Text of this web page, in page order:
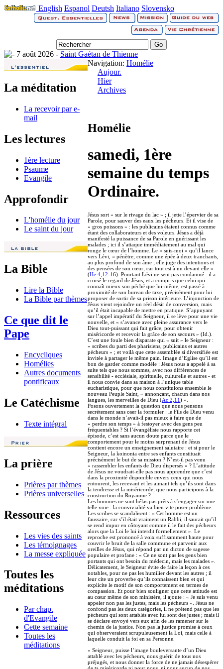
English Espanol Deutsh Italiano Slovensko
7 août 2026 - Saint Gaétan de Thienne
La méditation
La recevoir par e-
mail
Les lectures
1ère lecture
Psaume
Evangile
Approfondir
L'homélie du jour
Le saint du jour
La Bible
Lire la Bible
La Bible par thèmes
Ce que dit le
Pape
Encycliques
Homélies
Autres documents
pontificaux
Le Catéchisme
Texte intégral
La prière
Prières par thèmes
Prières universelles
Ressources
Les vies des saints
Les témoignages
La messe expliquée
Toutes les
méditations
Par chap.
d'Evangile
Cette semaine
Toutes les
méditations
Navigation: Homélie
Aujour.
Hier
Archives
Homélie
samedi, 1ère
semaine du temps
Ordinaire.
Jésus sort « sur le rivage du lac » ; il jette l’épervier de sa
Parole, pour sauver des eaux les pécheurs. Et il vise de
« gros poissons » : les publicains étaient connus comme
étant des collaborateurs et des voleurs. Jésus a déjà
manifesté la puissance de sa Parole en guérissant les
malades ; ici il s’attaque immédiatement au mal qui
ronge le cœur de l’homme. Le « suis-moi » qu’il lance
vers Lévi, « pénètre, comme une épée à deux tranchants,
au plus profond de son âme ; elle juge des intentions et
des pensées de son cœur, car tout est à nu devant elle »
(He 4,12-16). Pourtant Lévi ne sent pas condamné : il a
croisé le regard de Jésus, et a compris que celui qui
connaît mieux son péché que lui-même, est passé à
proximité de son bureau de taxe, précisément pour lui
proposer de sortir de sa prison intérieure. L’injonction de
Jésus vient rejoindre un réel désir de conversion, mais
qu’il était incapable de mettre en pratique. S’appuyant
sur l’appel impératif du Seigneur, il se lève pour une vie
nouvelle, et « s’avance avec pleine assurance vers le
Dieu tout-puissant qui fait grâce, pour obtenir
miséricorde et recevoir la grâce de son secours » (Id.).
C’est une foule bien disparate qui « suit » le Seigneur :
« scribes du parti des pharisiens, publicains et autres
pécheurs » ; et voilà que cette assemblée si diversifiée est
invitée à partager le même pain. Image d’Eglise qu’il est
bon de garder comme modèle : Jésus nous a appelé à sa
suite tels que nous sommes, avec nos différences de
sensibilité - ecclésiale, spirituelle, culturelle et autres - et
il nous convie dans sa maison à l’unique table
eucharistique, pour que nous constituions ensemble le
nouveau Peuple Saint, « annonçant, chacun dans nos
langues, les merveilles de Dieu (Ac 2,11) ».
Posons ouvertement la question que nous pensons
secrètement sans oser la formuler : le Fils de Dieu venu
dans le monde n’avait-il pas mieux à faire que de
« perdre son temps » à festoyer avec des gens peu
fréquentables ? Si l’évangéliste nous rapporte cet
épisode, c’est sans aucun doute parce que le
comportement pour le moins surprenant de Jésus
contient encore un enseignement salutaire : et si pour le
Seigneur, la koinonia entre ses enfants constituait
précisément le but de sa mission ? N’est-il pas venu
« rassembler les enfants de Dieu dispersés » ? L’attitude
de Jésus ne voudrait-elle pas nous apprendre que c’est
dans la proximité disponible envers ceux qui nous
entourent, les recevant et les aimant tels qu’ils sont dans
la tendresse et la miséricorde, que nous participons à la
construction du Royaume ?
Les hommes ne sont hélas pas prêts à s’engager sur une
telle voie : la convivialité va bien vite poser problème.
Les scribes se scandalisent : « Cet homme est un
faussaire, car s’il était vraiment un Rabbi, il saurait qu’il
se rend impur en côtoyant comme il le fait des pécheurs
alors que la Loi le lui interdit formellement ». Le
reproche est prononcé à voix suffisamment haute pour
couvrir le bruit de la salle commune et parvenir aux
oreilles de Jésus, qui répond par un dicton de sagesse
populaire et profane : « Ce ne sont pas les gens bien
portants qui ont besoin du médecin, mais les malades ».
Délicatement, le Seigneur évite de faire la leçon à ces
notables, pour ne pas les humilier devant les autres ; il
leur cite un proverbe qu’ils connaissent bien et qui
explicite le motif de son comportement en termes de
compassion. Et pour bien souligner que cette attitude est
au cœur même de son ministère, il ajoute : « Je suis venu
appeler non pas les justes, mais les pécheurs ». Jésus ne
confond pas les deux catégories, il ne prétend pas que les
pécheurs qui sont attablés avec lui sont des justes ; mais il
se déclare envoyé vers eux afin de les ramener sur le
chemin de la justice. Non pas la justice promise à ceux
qui observeraient scrupuleusement la Loi, mais celle à
laquelle conduit la foi en sa Personne.
« Seigneur, puisse l’image bouleversante d’un Dieu
attablé avec les pécheurs, nous guérir de tous nos
préjugés, et nous donner la force de ne jamais désespérer